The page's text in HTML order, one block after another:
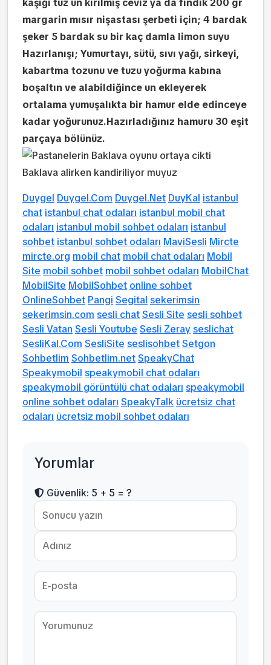
kaşığı tuz un kırılmış ceviz ya da fındık 200 gr
margarin mısır nişastası şerbeti için; 4 bardak
şeker 5 bardak su bir kaç damla limon suyu
Hazırlanışı; Yumurtayı, sütü, sıvı yağı, sirkeyi,
kabartma tozunu ve tuzu yoğurma kabına
boşaltın ve alabildiğince un ekleyerek
ortalama yumuşalıkta bir hamur elde edinceye
kadar yoğurunuz.Hazırladığınız hamuru 30 eşit
parçaya bölünüz.
Duygel Duygel.Com Duygel.Net DuyKal istanbul
chat istanbul chat odaları istanbul mobil chat
odaları istanbul mobil sohbet odaları istanbul
sohbet istanbul sohbet odaları MaviSesli Mircte
mircte.org mobil chat mobil chat odaları Mobil
Site mobil sohbet mobil sohbet odaları MobilChat
MobilSite MobilSohbet online sohbet
OnlineSohbet Pangi Segital sekerimsin
sekerimsin.com sesli chatSesli Site sesli sohbet
Sesli Vatan Sesli Youtube Sesli Zerayseslichat
SesliKal.Com SesliSite seslisohbetSetgon
Sohbetlim Sohbetlim.netSpeakyChat
Speakymobil speakymobil chat odaları
speakymobil görüntülü chat odaları speakymobil
online sohbet odaları SpeakyTalk ücretsiz chat
odaları ücretsiz mobil sohbet odaları
Yorumlar
Güvenlik: 5 + 5 = ?